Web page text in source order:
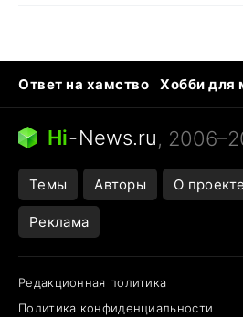
Ответ на хамство
Хобби для
Бензин 100 и 95
Тунцы в
Следующая пандемия
Hi-News.ru,
Темы Авторы О проекте
Реклама
Редакционная политика
Политика конфиденциальности